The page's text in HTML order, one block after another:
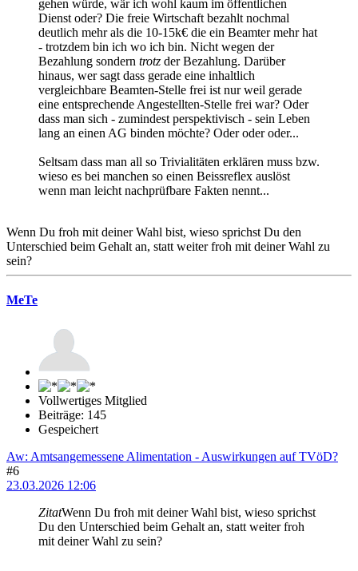
gehen würde, wär ich wohl kaum im öffentlichen
Dienst oder? Die freie Wirtschaft bezahlt nochmal
deutlich mehr als die 10-15k€ die ein Beamter mehr hat
- trotzdem bin ich wo ich bin. Nicht wegen der
Bezahlung sondern trotz der Bezahlung. Darüber
hinaus, wer sagt dass gerade eine inhaltlich
vergleichbare Beamten-Stelle frei ist nur weil gerade
eine entsprechende Angestellten-Stelle frei war? Oder
dass man sich - zumindest perspektivisch - sein Leben
lang an einen AG binden möchte? Oder oder oder...
Seltsam dass man all so Trivialitäten erklären muss bzw.
wieso es bei manchen so einen Beissreflex auslöst
wenn man leicht nachprüfbare Fakten nennt...
Wenn Du froh mit deiner Wahl bist, wieso sprichst Du den
Unterschied beim Gehalt an, statt weiter froh mit deiner Wahl zu
sein?
MeTe
Vollwertiges Mitglied
Beiträge: 145
Gespeichert
Aw: Amtsangemessene Alimentation - Auswirkungen auf TVöD?
#6
23.03.2026 12:06
ZitatWenn Du froh mit deiner Wahl bist, wieso sprichst
Du den Unterschied beim Gehalt an, statt weiter froh
mit deiner Wahl zu sein?